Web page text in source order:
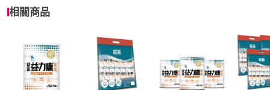
相關商品